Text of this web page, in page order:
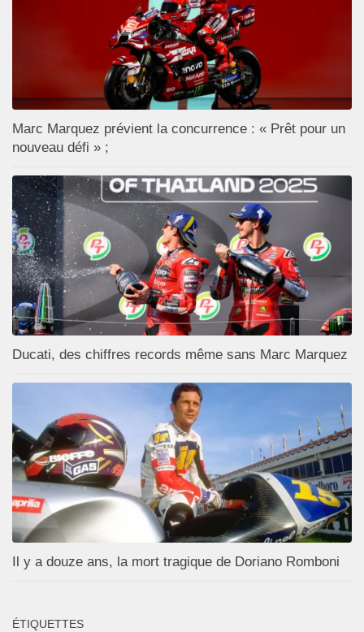
Marc Marquez prévient la concurrence : « Prêt pour un
nouveau défi » ;
Ducati, des chiffres records même sans Marc Marquez
Il y a douze ans, la mort tragique de Doriano Romboni
ÉTIQUETTES